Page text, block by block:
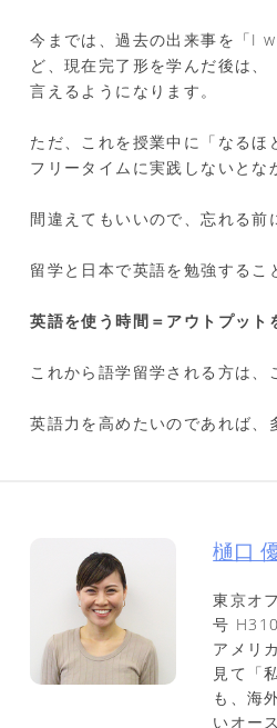
今までは、過去の出来事を「I
ど、現在完了形を学んだ後は
言えるようになります。
ただ、これを授業中に「なるほ
フリータイムに実践しないとな
間違えてもいいので、忘れる前
留学と日本で英語を勉強するこ
英語を使う時間＝アウトプット
これから語学留学される方は、
英語力を高めたいのであれば、
樋口
東京オ
号
アメリ
見て「
も、海
いオー